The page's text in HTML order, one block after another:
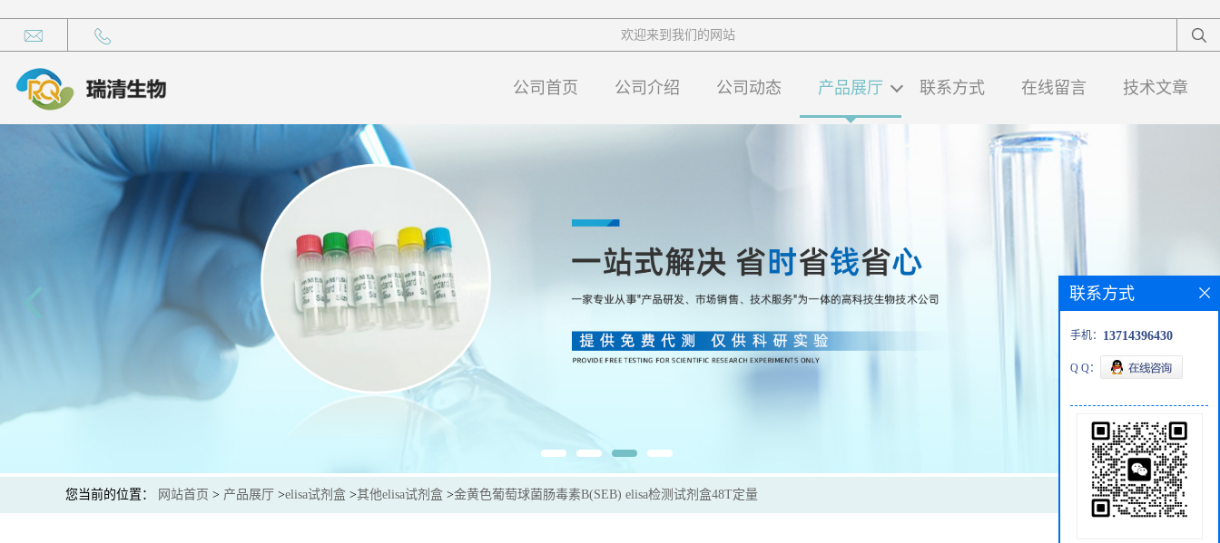
欢迎来到我们的网站
公司首页 公司介绍 公司动态 产品展厅 联系方式 在线留言 技术文章
您当前的位置： 网站首页 > 产品展厅 >elisa试剂盒 >其他elisa试剂盒 >金黄色葡萄球菌肠毒素B(SEB) elisa检测试剂盒48T定量
联系方式
手机： 13714396430
Q Q：